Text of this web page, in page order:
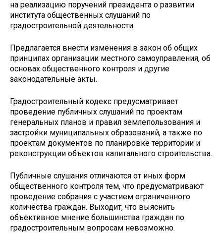
на реализацию поручений президента о развитии
института общественных слушаний по
градостроительной деятельности.
Предлагается внести изменения в закон об общих
принципах организации местного самоуправления, об
основах общественного контроля и другие
законодательные акты.
Градостроительный кодекс предусматривает
проведение публичных слушаний по проектам
генеральных планов и правил землепользования и
застройки муниципальных образований, а также по
проектам документов по планировке территории и
реконструкции объектов капитального строительства.
Публичные слушания отличаются от иных форм
общественного контроля тем, что предусматривают
проведение собрания с участием ограниченного
количества граждан. Выходит, что выяснить
объективное мнение большинства граждан по
градостроительным вопросам невозможно.